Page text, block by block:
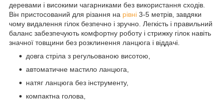
деревами і високими чагарниками без використання сходів.
Він пристосований для різання на рівні 3-5 метрів, завдяки
чому видалення гілок безпечно і зручно. Легкість і правильний
баланс забезпечують комфортну роботу і стрижку гілок навіть
значної товщини без розклинення ланцюга і віддачі.
довга стріла з регульованою висотою,
автоматичне мастило ланцюга,
натяг ланцюга без інструменту,
компактна голова,